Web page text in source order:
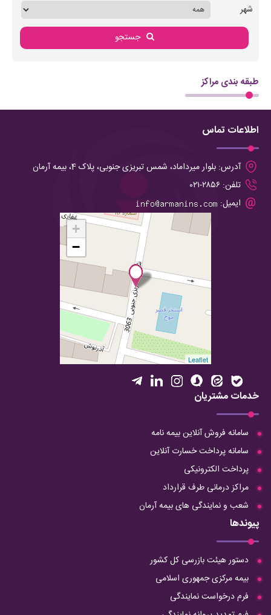
شهر
جستجو
طبقه بندی مراکز
اطلاعات تماس
آدرس: بلوار میرداماد، شمس تبریزی جنوبی، پلاک 4، بیمه آرمان
تلفن: ۲۸۵۶-۰۲۱
ایمیل:
+
−
Leaflet
خدمات مشتریان
سامانه فروش آنلاین بیمه نامه
سامانه پرداخت خسارت آنلاین
پرداخت الکترونیکی
مراکز درمانی طرف قرارداد
شعب و نمایندگی های بیمه آرمان
پیوندها
دستور هیئت بازرسی کل کشور
بیمه مرکزی جمهوری اسلامی
فرم درخواست نمایندگی